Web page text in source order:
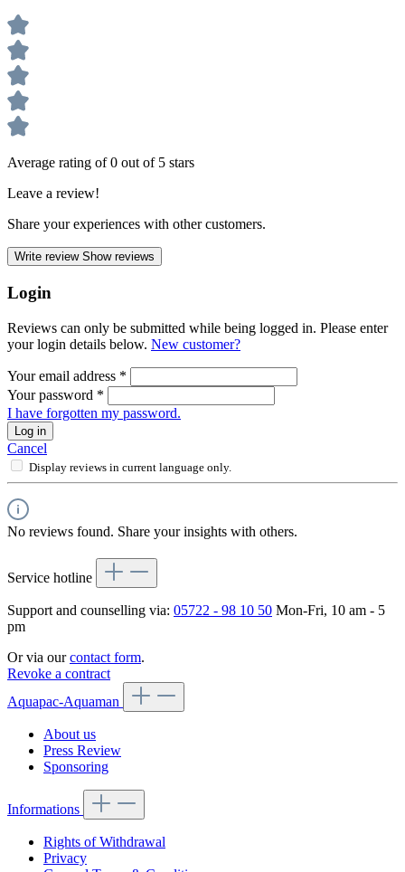
Average rating of 0 out of 5 stars
Leave a review!
Share your experiences with other customers.
Write review Show reviews
Login
Reviews can only be submitted while being logged in. Please enter
your login details below. New customer?
Your email address *
Your password *
I have forgotten my password.
Log in
Cancel
Display reviews in current language only.
No reviews found. Share your insights with others.
Service hotline
Support and counselling via: 05722 - 98 10 50 Mon-Fri, 10 am - 5
pm
Or via ourcontact form.
Revoke a contract
Aquapac-Aquaman
About us
Press Review
Sponsoring
Informations
Rights of Withdrawal
Privacy